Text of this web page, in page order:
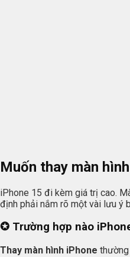
Muốn thay màn
iPhone 15 đi kèm giá trị cao.
định phải nắm rõ một vài lưu ý
✪ Trường hợp nào
Thay màn hình iPhone